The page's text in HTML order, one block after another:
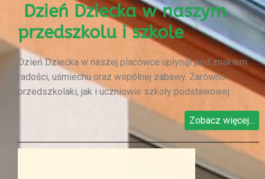
Dzień Dziecka w naszym
przedszkolu i szkole
Dzień Dziecka w naszej placówce upłynął pod znakiem
radości, uśmiechu oraz wspólnej zabawy. Zarówno
przedszkolaki, jak i uczniowie szkoły podstawowej...
Zobacz więcej...